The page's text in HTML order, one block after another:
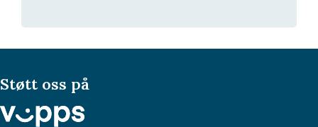
Støtt oss på